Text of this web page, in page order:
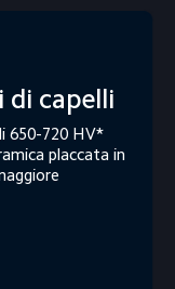
capelli
650-720 HV*
placcata in